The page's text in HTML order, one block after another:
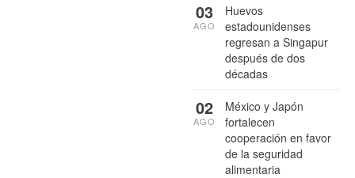
Huevos
estadounidenses
regresan a Singapur
después de dos
décadas
03
AGO
México y Japón
fortalecen
cooperación en favor
de la seguridad
alimentaria
02
AGO